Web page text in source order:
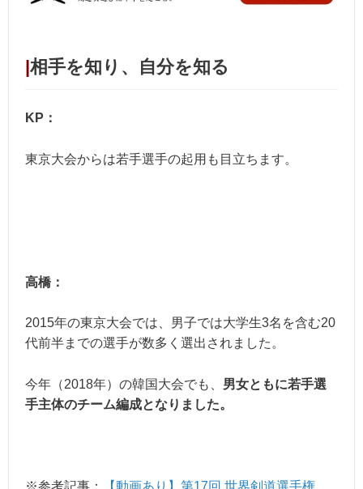
|相手を知り、自分を知る
KP：
東京大会からは若手選手の起用も目立ちます。
高橋：
2015年の東京大会では、男子では大学生3名を含む20
代前半までの選手が数多く選出されました。
今年（2018年）の韓国大会でも、 男女ともに若手選
手主体のチーム編成となりました。
※参考記事：
【動画あり】第17回 世界剣道選手権